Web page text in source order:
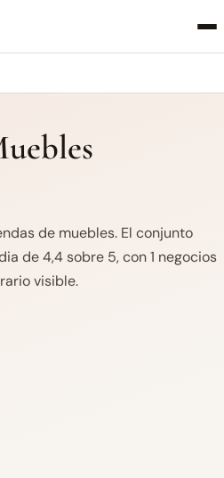
de muebles. El conjunto
de 4,4 sobre 5, con 1 negocios
visible.